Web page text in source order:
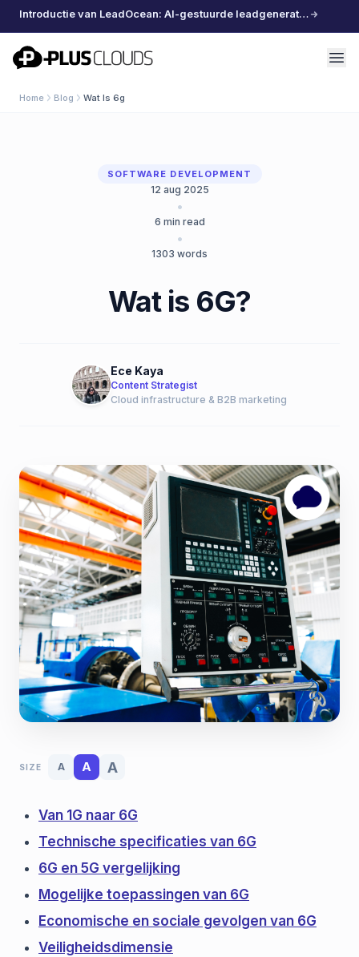
Introductie van LeadOcean: AI-gestuurde leadgeneratie, samengestelde data, moeiteloos schalen
PlusClouds
Home Blog Wat Is 6g
SOFTWARE DEVELOPMENT
12 aug 2025
•
6 min read
•
1303 words
Wat is 6G?
Ece Kaya
Content Strategist
Cloud infrastructure & B2B marketing
SIZE A A A
Van 1G naar 6G
Technische specificaties van 6G
6G en 5G vergelijking
Mogelijke toepassingen van 6G
Economische en sociale gevolgen van 6G
Veiligheidsdimensie